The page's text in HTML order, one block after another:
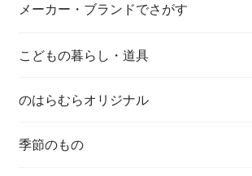
メーカー・ブランドでさがす
こどもの暮らし・道具
のはらむらオリジナル
季節のもの